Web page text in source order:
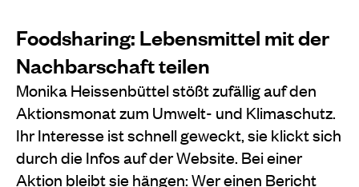
Foodsharing: Lebensmittel mit der
Nachbarschaft teilen
Monika Heissenbüttel stößt zufällig auf den
Aktionsmonat zum Umwelt- und Klimaschutz.
Ihr Interesse ist schnell geweckt, sie klickt sich
durch die Infos auf der Website. Bei einer
Aktion bleibt sie hängen: Wer einen Bericht